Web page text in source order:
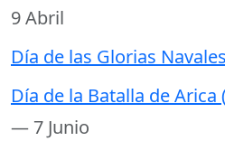
9 Abril
Día de las Glorias Navales
Día de la Batalla de
— 7 Junio